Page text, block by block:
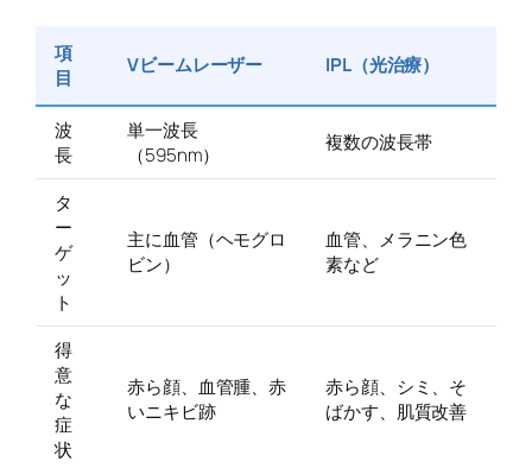
項
目
Vビームレーザー IPL（光治療）
波
長
単一波長
（595nm）
複数の波長帯
タ
ー
ゲ
ッ
ト
主に血管（ヘモグロ
ビン）
血管、メラニン色
素など
得
意
な
症
状
赤ら顔、血管腫、赤
いニキビ跡
赤ら顔、シミ、そ
ばかす、肌質改善